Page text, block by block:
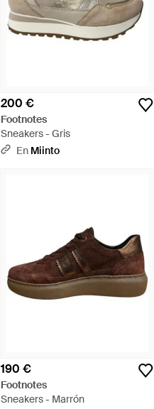
200 €
Footnotes
Sneakers - Gris
En Miinto
190 €
Footnotes
Sneakers - Marrón